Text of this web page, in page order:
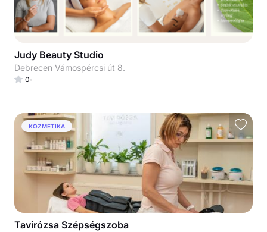
Judy Beauty Studio
Debrecen Vámospércsi út 8.
0
KOZMETIKA
Tavirózsa Szépségszoba